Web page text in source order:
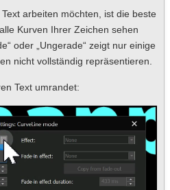
arbeiten möchten, ist die beste
Kurven Ihrer Zeichen sehen
oder „Ungerade“ zeigt nur einige
nicht vollständig repräsentieren.
Text umrandet: